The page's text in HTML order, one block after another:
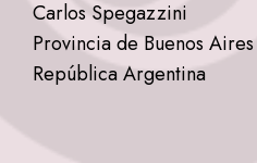
Carlos Spegazzini
Provincia de Buenos Aires
República Argentina